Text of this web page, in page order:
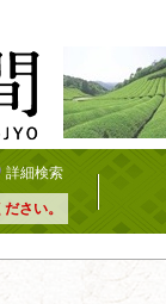
詳細検索
さい。